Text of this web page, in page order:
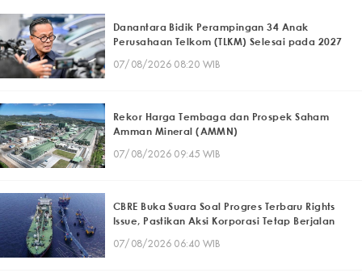
Danantara Bidik Perampingan 34 Anak
Perusahaan Telkom (TLKM) Selesai pada 2027
07/08/2026 08:20 WIB
Rekor Harga Tembaga dan Prospek Saham
Amman Mineral (AMMN)
07/08/2026 09:45 WIB
CBRE Buka Suara Soal Progres Terbaru Rights
Issue, Pastikan Aksi Korporasi Tetap Berjalan
07/08/2026 06:40 WIB